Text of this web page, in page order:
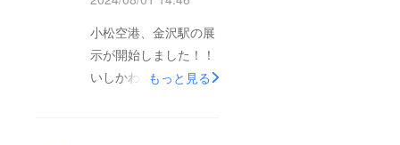
小松空港、金沢駅の展
示が開始しました！！
いしかわ応援書道展、
もっと見る